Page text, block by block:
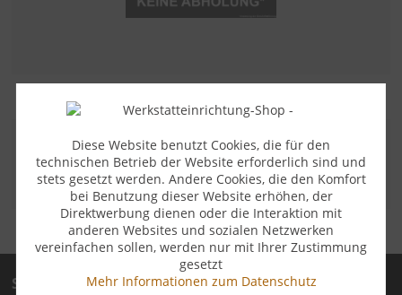
ZAHLUNGSARTEN
Service
Diese Website benutzt Cookies, die für den
technischen Betrieb der Website erforderlich sind und
stets gesetzt werden. Andere Cookies, die den Komfort
bei Benutzung dieser Website erhöhen, der
Direktwerbung dienen oder die Interaktion mit
anderen Websites und sozialen Netzwerken
vereinfachen sollen, werden nur mit Ihrer Zustimmung
gesetzt
Mehr Informationen zum Datenschutz